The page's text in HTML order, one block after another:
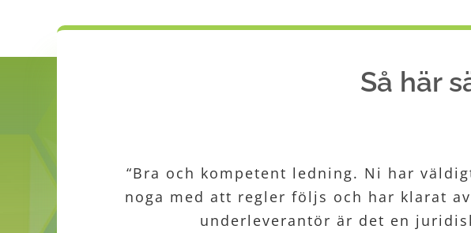
Så här
“Bra och kompetent ledning. Ni har
noga med att regler följs och har klarat
underleverantör är det en
“VDn Anders i första hand, ömsesidig
med
Fadia
“Jag tycker att Ability har en väldigt
bidrar med genom att
Nancy
“De har gjort ett gediget kvalitetsarbete
de värsta barnsjukdomar är